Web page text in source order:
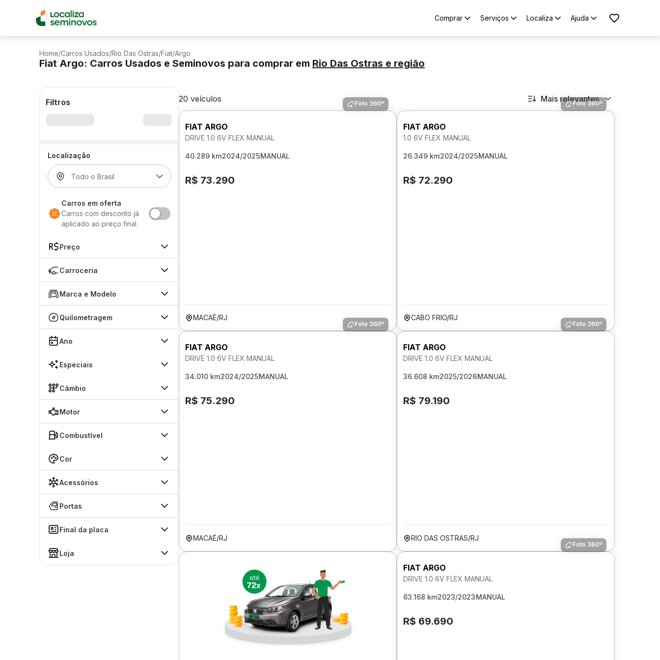
Comprar Serviços Localiza Ajuda
Home/Carros Usados/Rio Das Ostras/Fiat/Argo
Fiat Argo: Carros Usados e Seminovos para comprar em Rio Das Ostras e região
Filtros
Localização
Carros em oferta
Carros com desconto já
aplicado ao preço final
Preço
Carroceria
Marca e Modelo
Quilometragem
Ano
Especiais
Câmbio
Motor
Combustível
Cor
Acessórios
Portas
Final da placa
Loja
20 veículos Mais relevantes
Foto 360º
FIAT ARGO
DRIVE 1.0 6V FLEX MANUAL
40.289 km2024/2025MANUAL
R$ 73.290
MACAÉ/RJ
Foto 360º
FIAT ARGO
1.0 6V FLEX MANUAL
26.349 km2024/2025MANUAL
R$ 72.290
CABO FRIO/RJ
Foto 360º
FIAT ARGO
DRIVE 1.0 6V FLEX MANUAL
34.010 km2024/2025MANUAL
R$ 75.290
MACAÉ/RJ
Foto 360º
FIAT ARGO
DRIVE 1.0 6V FLEX MANUAL
36.608 km2025/2026MANUAL
R$ 79.190
RIO DAS OSTRAS/RJ
Foto 360º
FIAT ARGO
DRIVE 1.0 6V FLEX MANUAL
63.168 km2023/2023MANUAL
R$ 69.690